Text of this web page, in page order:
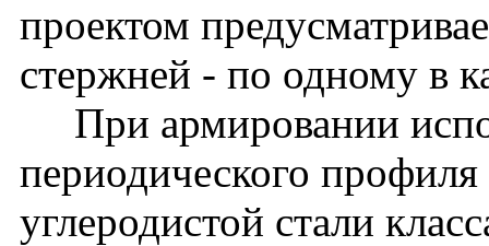
проектом
стержней - по одному в
При армировании
периодического профиля
углеродистой стали